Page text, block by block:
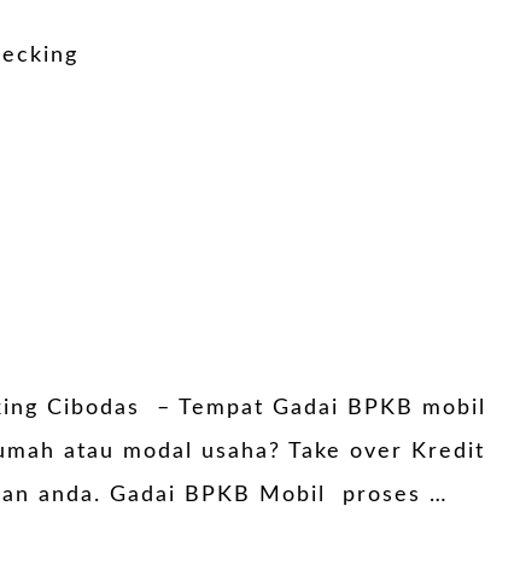
Cibodas – Tempat Gadai BPKB mobil
atau modal usaha? Take over Kredit
anda. Gadai BPKB Mobil proses …